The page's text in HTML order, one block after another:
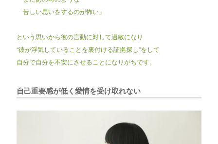
苦しい思いをするのが怖い」
という思いから彼の言動に対して過敏になり
“彼が浮気していることを裏付ける証拠探し”をして
自分で自分を不安にさせることになりがちです。
自己重要感が低く愛情を受け取れない